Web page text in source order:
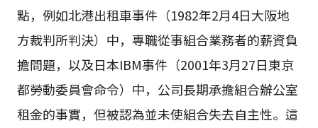
點，例如北港出租車事件（1982年2月4日大阪地
方裁判所判決）中，專職從事組合業務者的薪資負
擔問題，以及日本IBM事件（2001年3月27日東京
都勞動委員會命令）中，公司長期承擔組合辦公室
租金的事實，但被認為並未使組合失去自主性。這